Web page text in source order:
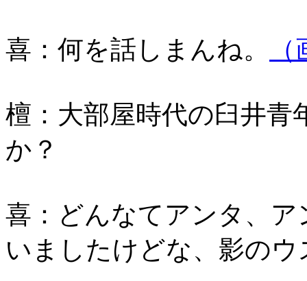
喜：何を話しまんね。
檀：大部屋時代の臼井
か？
喜：どんなてアンタ、
いましたけどな、影の